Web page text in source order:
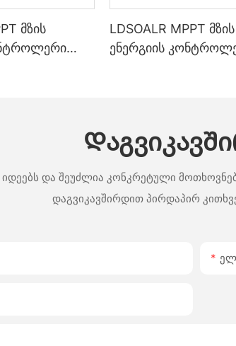
მზის
მხარდაჭერით
LDSOALR MPPT მზის
ენერგიის
იდეებს და შეუძლია კონკრეტული
დაგვიკავშირდით პირდაპირ